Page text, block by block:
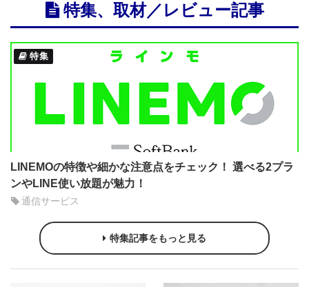
特集、取材／レビュー記事
特集
LINEMOの特徴や細かな注意点をチェック！ 選べる2プラ
ンやLINE使い放題が魅力！
通信サービス
特集記事をもっと見る